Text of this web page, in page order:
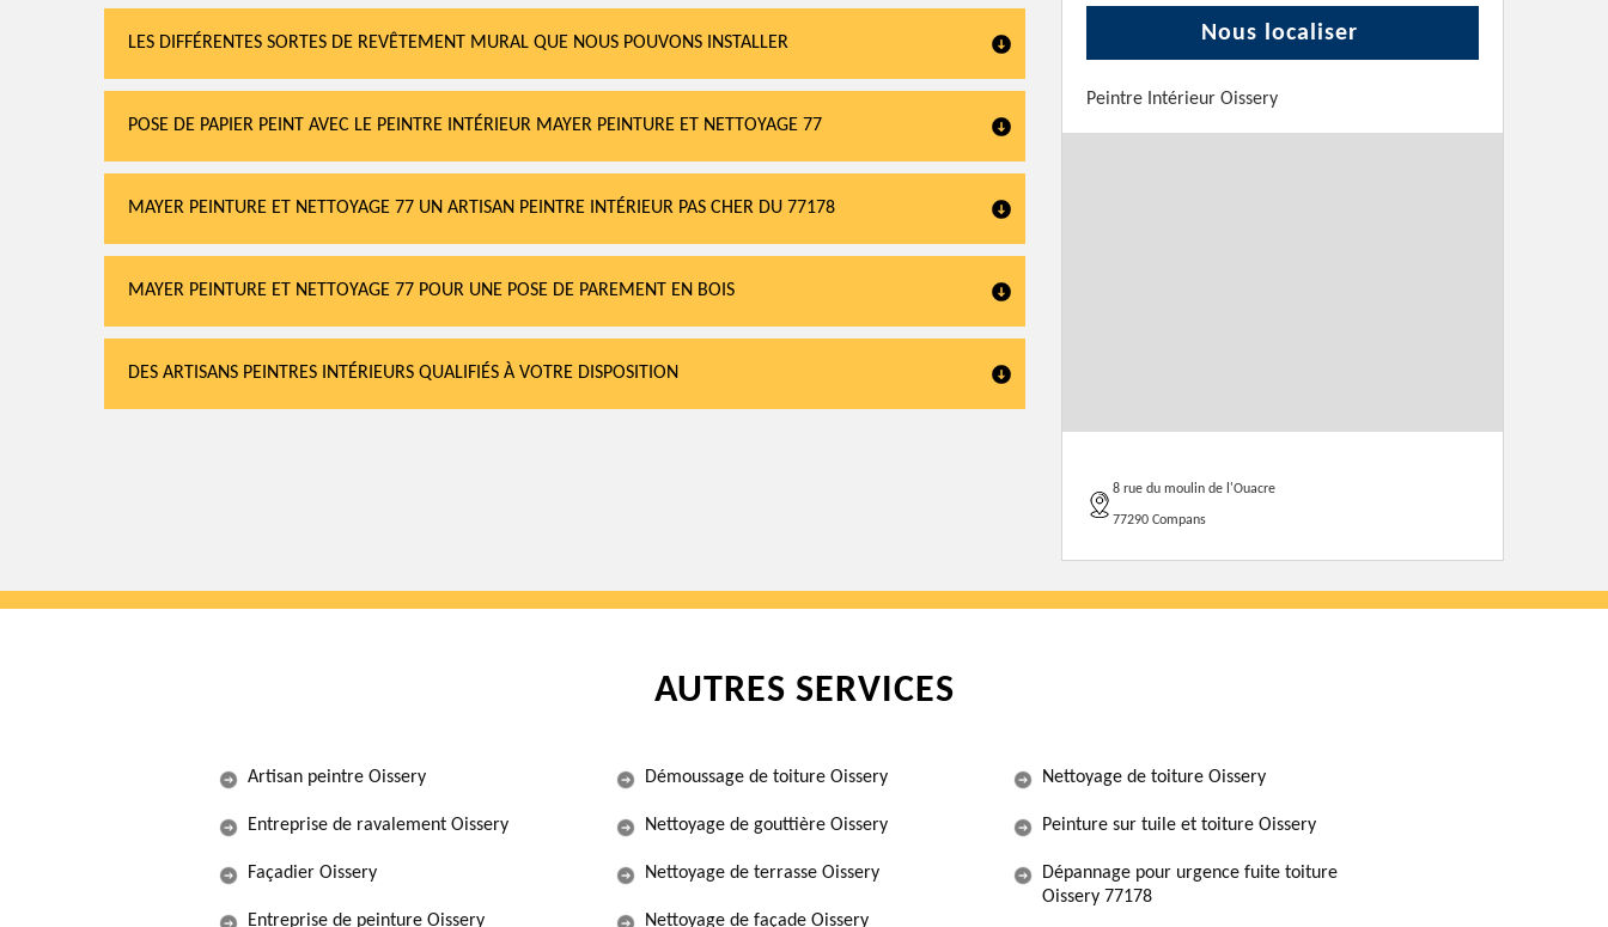
LES DIFFÉRENTES SORTES DE REVÊTEMENT MURAL QUE NOUS POUVONS INSTALLER
POSE DE PAPIER PEINT AVEC LE PEINTRE INTÉRIEUR MAYER PEINTURE ET NETTOYAGE 77
MAYER PEINTURE ET NETTOYAGE 77 UN ARTISAN PEINTRE INTÉRIEUR PAS CHER DU 77178
MAYER PEINTURE ET NETTOYAGE 77 POUR UNE POSE DE PAREMENT EN BOIS
DES ARTISANS PEINTRES INTÉRIEURS QUALIFIÉS À VOTRE DISPOSITION
Nous localiser
Peintre Intérieur Oissery
8 rue du moulin de l'Ouacre
77290 Compans
AUTRES SERVICES
Artisan peintre Oissery
Entreprise de ravalement Oissery
Façadier Oissery
Entreprise de peinture Oissery
Démoussage de toiture Oissery
Nettoyage de gouttière Oissery
Nettoyage de terrasse Oissery
Nettoyage de façade Oissery
Nettoyage de toiture Oissery
Peinture sur tuile et toiture Oissery
Dépannage pour urgence fuite toiture
Oissery 77178